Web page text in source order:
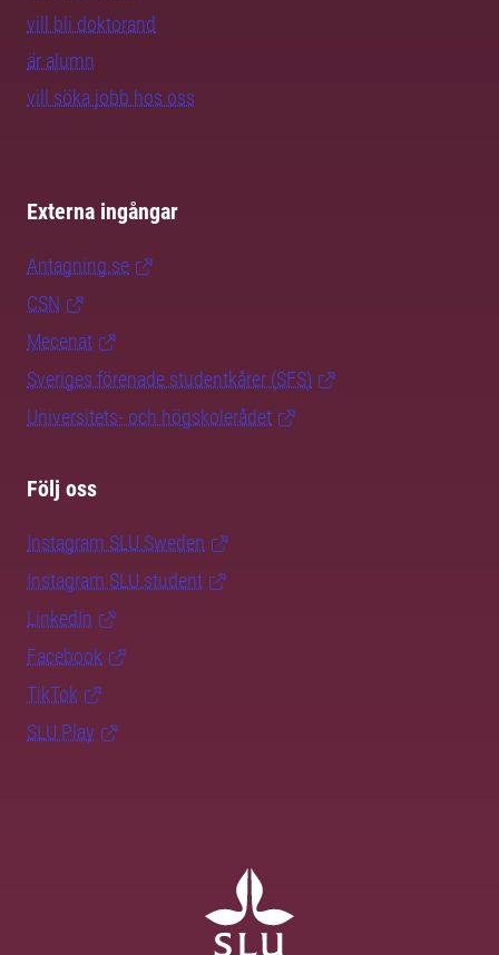
vill bli doktorand
är alumn
vill söka jobb hos oss
Externa ingångar
Antagning.se
CSN
Mecenat
Sveriges förenade studentkårer (SFS)
Universitets- och högskolerådet
Följ oss
Instagram SLU.Sweden
Instagram SLU.student
LinkedIn
Facebook
TikTok
SLU Play